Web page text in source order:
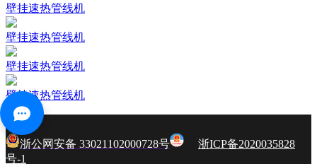
壁挂速热管线机
壁挂速热管线机
壁挂速热管线机
壁挂速热管线机
浙公网安备 33021102000728号
浙ICP备2020035828
号-1